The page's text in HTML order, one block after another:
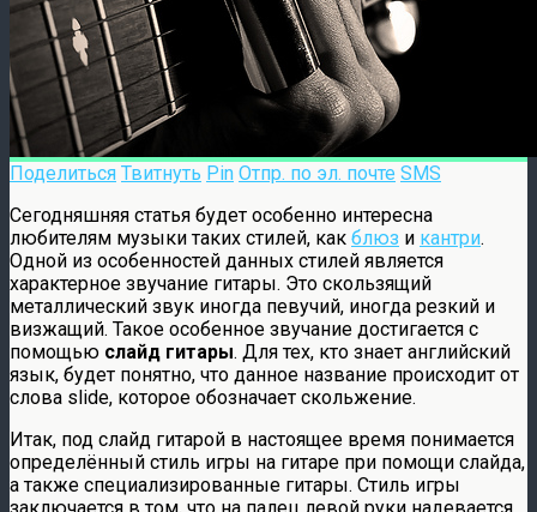
Поделиться Твитнуть Pin Отпр. по эл. почте SMS
Сегодняшняя статья будет особенно интересна
любителям музыки таких стилей, как блюз и кантри.
Одной из особенностей данных стилей является
характерное звучание гитары. Это скользящий
металлический звук иногда певучий, иногда резкий и
визжащий. Такое особенное звучание достигается с
помощью слайд гитары. Для тех, кто знает английский
язык, будет понятно, что данное название происходит от
слова slide, которое обозначает скольжение.
Итак, под слайд гитарой в настоящее время понимается
определённый стиль игры на гитаре при помощи слайда,
а также специализированные гитары. Стиль игры